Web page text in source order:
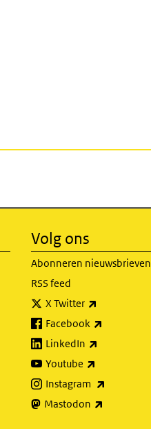
Volg ons
Abonneren nieuwsbrieven
RSS feed
X Twitter
Facebook
LinkedIn
Youtube
Instagram
Mastodon